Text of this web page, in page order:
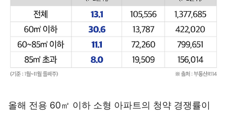
올해 전용 60㎡ 이하 소형 아파트의 청약 경쟁률이